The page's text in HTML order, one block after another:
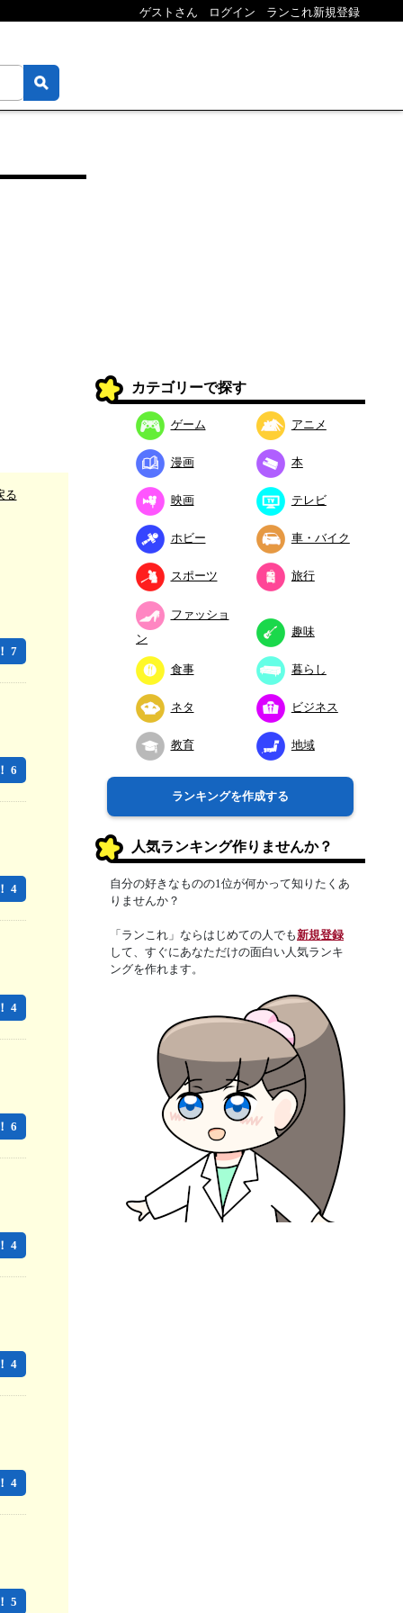
ゲストさん ログイン ランこれ新規登録
る
7
6
4
4
6
4
4
4
5
カテゴリーで探す
ゲーム アニメ
漫画 本
映画 テレビ
ホビー 車・バイク
スポーツ 旅行
ファッショ
ン
趣味
食事 暮らし
ネタ ビジネス
教育 地域
ランキングを作成する
人気ランキング作りませんか？
自分の好きなものの1位が何かって知りたくあ
りませんか？
「ランこれ」ならはじめての人でも新規登録
して、すぐにあなただけの面白い人気ランキ
ングを作れます。